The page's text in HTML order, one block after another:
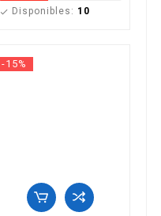
 Disponibles: 10
-15%